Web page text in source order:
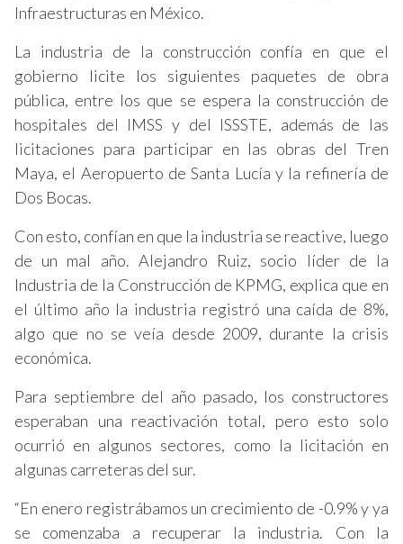
Infraestructuras en México.
La industria de la construcción confía en que el
gobierno licite los siguientes paquetes de obra
pública, entre los que se espera la construcción de
hospitales del IMSS y del ISSSTE, además de las
licitaciones para participar en las obras del Tren
Maya, el Aeropuerto de Santa Lucía y la refinería de
Dos Bocas.
Con esto, confían en que la industria se reactive, luego
de un mal año. Alejandro Ruiz, socio líder de la
Industria de la Construcción de KPMG, explica que en
el último año la industria registró una caída de 8%,
algo que no se veía desde 2009, durante la crisis
económica.
Para septiembre del año pasado, los constructores
esperaban una reactivación total, pero esto solo
ocurrió en algunos sectores, como la licitación en
algunas carreteras del sur.
“En enero registrábamos un crecimiento de -0.9% y ya
se comenzaba a recuperar la industria. Con la